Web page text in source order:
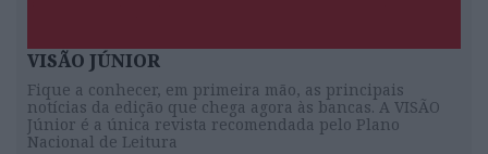
VISÃO JÚNIOR
Fique a conhecer, em primeira mão, as principais
notícias da edição que chega agora às bancas. A VISÃO
Júnior é a única revista recomendada pelo Plano
Nacional de Leitura